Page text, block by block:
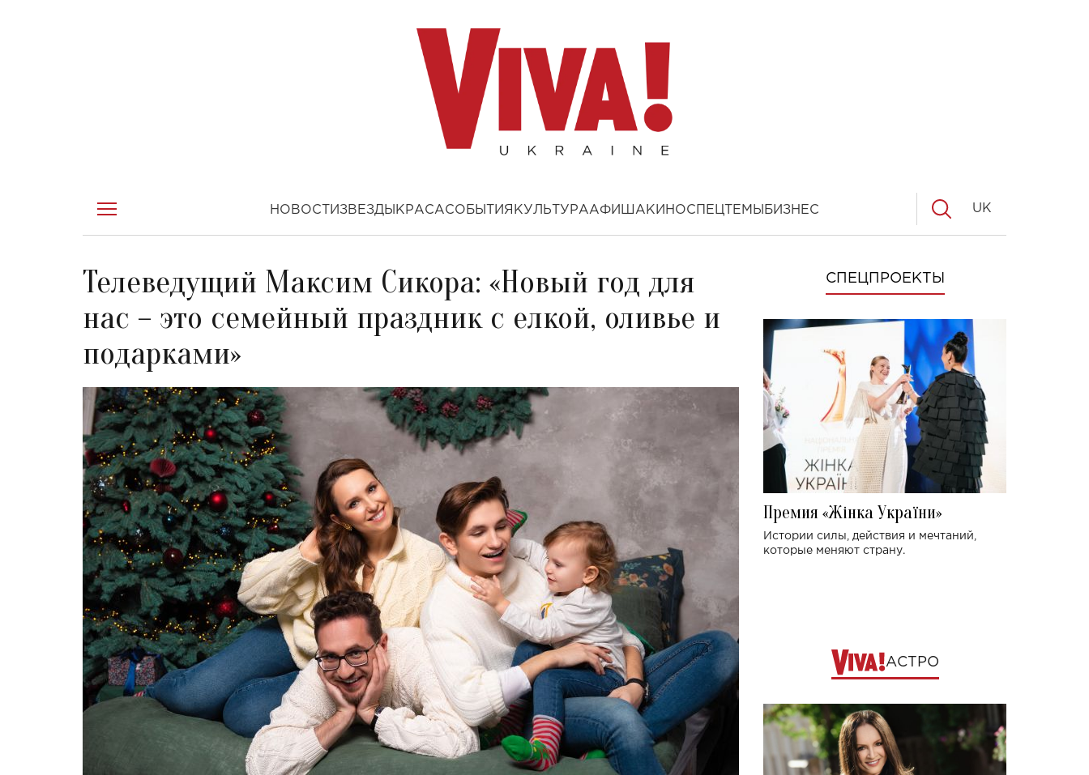
НОВОСТИ ЗВЕЗДЫ КРАСАСОБЫТИЯ КУЛЬТУРААФИША КИНОСПЕЦТЕМЫ БИЗНЕС UK
Телеведущий Максим Сикора: «Новый год для
нас – это семейный праздник с елкой, оливье и
подарками»
СПЕЦПРОЕКТЫ
Премия «Жінка України»
Истории силы, действия и мечтаний,
которые меняют страну.
АСТРО